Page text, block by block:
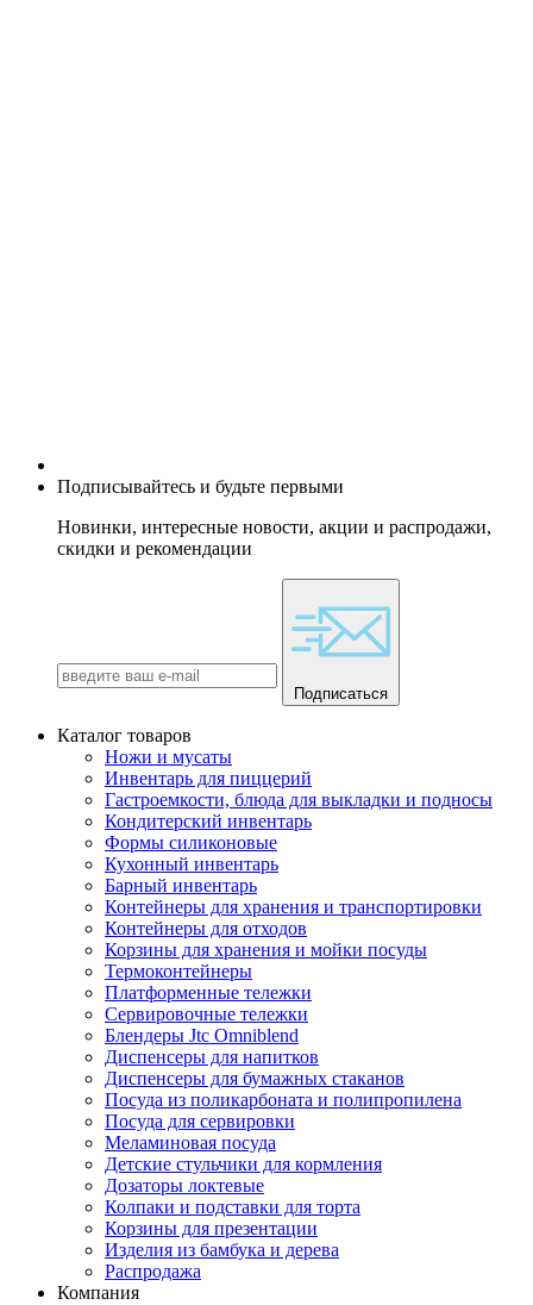
Подписывайтесь и будьте первыми
Новинки, интересные новости, акции и распродажи,
скидки и рекомендации
Подписаться
Каталог товаров
Ножи и мусаты
Инвентарь для пиццерий
Гастроемкости, блюда для выкладки и подносы
Кондитерский инвентарь
Формы силиконовые
Кухонный инвентарь
Барный инвентарь
Контейнеры для хранения и транспортировки
Контейнеры для отходов
Корзины для хранения и мойки посуды
Термоконтейнеры
Платформенные тележки
Сервировочные тележки
Блендеры Jtc Omniblend
Диспенсеры для напитков
Диспенсеры для бумажных стаканов
Посуда из поликарбоната и полипропилена
Посуда для сервировки
Меламиновая посуда
Детские стульчики для кормления
Дозаторы локтевые
Колпаки и подставки для торта
Корзины для презентации
Изделия из бамбука и дерева
Распродажа
Компания